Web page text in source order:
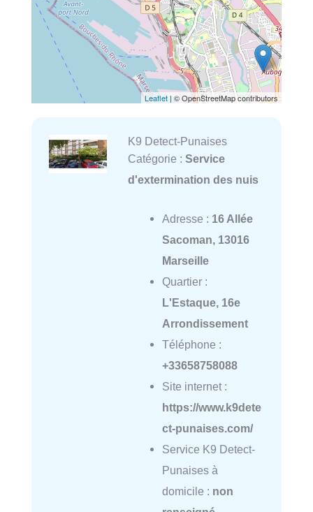
Leaflet | © OpenStreetMap contributors
K9 Detect-Punaises
Catégorie : Service
d'extermination des nuis
Adresse : 16 Allée
Sacoman, 13016
Marseille
Quartier :
L'Estaque, 16e
Arrondissement
Téléphone :
+33658758088
Site internet :
https://www.k9dete
ct-punaises.com/
Service K9 Detect-
Punaises à
domicile : non